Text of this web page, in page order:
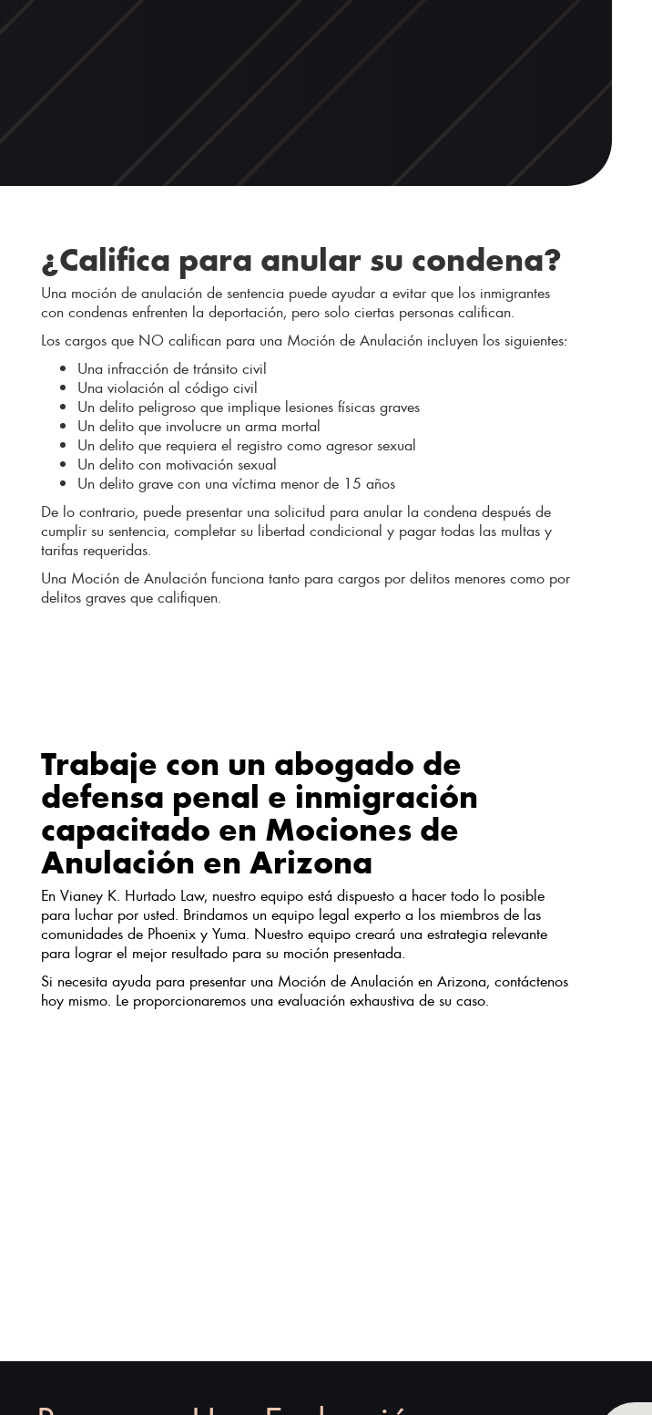
¿Califica para anular su condena?
Una moción de anulación de sentencia puede ayudar a evitar que los inmigrantes
con condenas enfrenten la deportación, pero solo ciertas personas califican.
Los cargos que NO califican para una Moción de Anulación incluyen los siguientes:
Una infracción de tránsito civil
Una violación al código civil
Un delito peligroso que implique lesiones físicas graves
Un delito que involucre un arma mortal
Un delito que requiera el registro como agresor sexual
Un delito con motivación sexual
Un delito grave con una víctima menor de 15 años
De lo contrario, puede presentar una solicitud para anular la condena después de
cumplir su sentencia, completar su libertad condicional y pagar todas las multas y
tarifas requeridas.
Una Moción de Anulación funciona tanto para cargos por delitos menores como por
delitos graves que califiquen.
Trabaje con un abogado de
defensa penal e inmigración
capacitado en Mociones de
Anulación en Arizona
En Vianey K. Hurtado Law, nuestro equipo está dispuesto a hacer todo lo posible
para luchar por usted. Brindamos un equipo legal experto a los miembros de las
comunidades de Phoenix y Yuma. Nuestro equipo creará una estrategia relevante
para lograr el mejor resultado para su moción presentada.
Si necesita ayuda para presentar una Moción de Anulación en Arizona, contáctenos
hoy mismo. Le proporcionaremos una evaluación exhaustiva de su caso.